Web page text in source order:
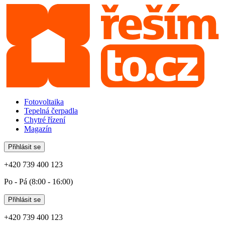
Fotovoltaika
Tepelná čerpadla
Chytré řízení
Magazín
Přihlásit se
+420 739 400 123
Po - Pá (8:00 - 16:00)
Přihlásit se
+420 739 400 123